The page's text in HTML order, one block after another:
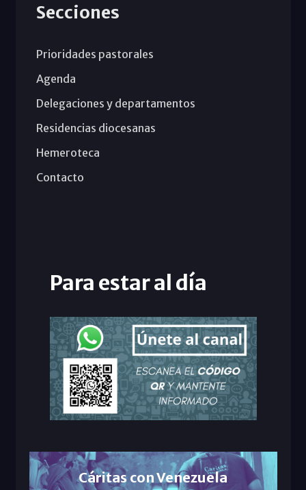
Secciones
Prioridades pastorales
Agenda
Delegaciones y departamentos
Residencias diocesanas
Hemeroteca
Contacto
Para estar al día
Cáritas con Venezuela